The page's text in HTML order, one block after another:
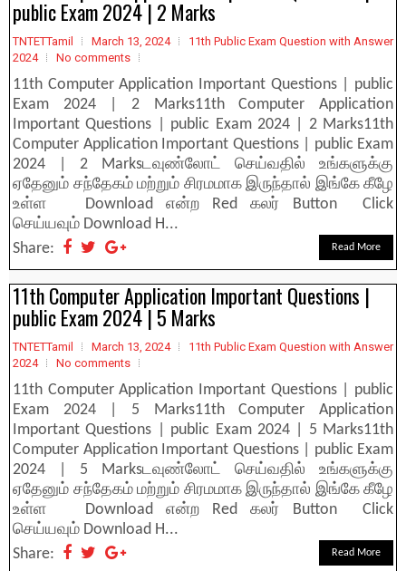
public Exam 2024 | 2 Marks
TNTETTamil March 13, 2024
11th Public Exam Question with Answer
2024
No comments
11th Computer Application Important Questions | public
Exam 2024 | 2 Marks11th Computer Application
Important Questions | public Exam 2024 | 2 Marks11th
Computer Application Important Questions | public Exam
2024 | 2 Marksடவுண்லோட் செய்வதில் உங்களுக்கு
ஏதேனும் சந்தேகம் மற்றும் சிரமமாக இருந்தால் இங்கே கீழே
உள்ள Download என்ற Red கலர் Button Click
செய்யவும் Download H...
Share:
Read More
11th Computer Application Important Questions |
public Exam 2024 | 5 Marks
TNTETTamil March 13, 2024
11th Public Exam Question with Answer
2024
No comments
11th Computer Application Important Questions | public
Exam 2024 | 5 Marks11th Computer Application
Important Questions | public Exam 2024 | 5 Marks11th
Computer Application Important Questions | public Exam
2024 | 5 Marksடவுண்லோட் செய்வதில் உங்களுக்கு
ஏதேனும் சந்தேகம் மற்றும் சிரமமாக இருந்தால் இங்கே கீழே
உள்ள Download என்ற Red கலர் Button Click
செய்யவும் Download H...
Share:
Read More